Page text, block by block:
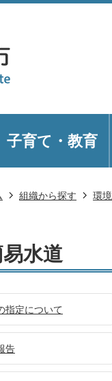
子育て・教育
組織から探す 環
水道
指定について
告